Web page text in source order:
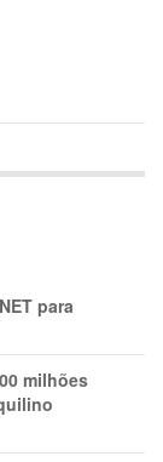
para
milhões